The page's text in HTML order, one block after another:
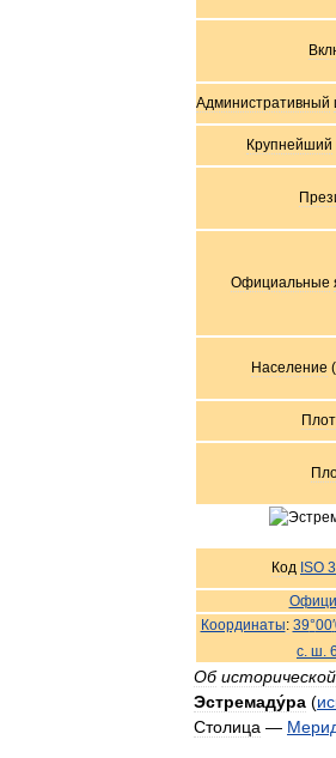
Административный
Крупнейший
Официальные
Население (
Код ISO
Координаты: 39°00′
с. ш. 6
Об исторической
Эстремаду́ра (
Столица —